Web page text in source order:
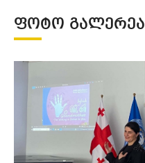
ᲤᲝᲢᲝ ᲒᲐᲚᲔᲠᲔᲐ